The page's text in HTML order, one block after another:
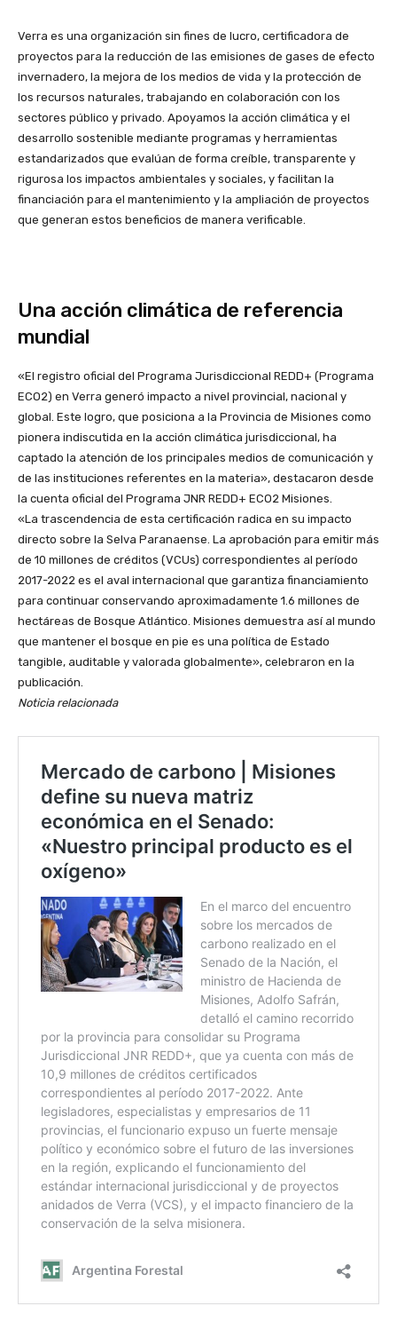
Verra es una organización sin fines de lucro, certificadora de
proyectos para la reducción de las emisiones de gases de efecto
invernadero, la mejora de los medios de vida y la protección de
los recursos naturales, trabajando en colaboración con los
sectores público y privado. Apoyamos la acción climática y el
desarrollo sostenible mediante programas y herramientas
estandarizados que evalúan de forma creíble, transparente y
rigurosa los impactos ambientales y sociales, y facilitan la
financiación para el mantenimiento y la ampliación de proyectos
que generan estos beneficios de manera verificable.
Una acción climática de referencia
mundial
«El registro oficial del Programa Jurisdiccional REDD+ (Programa
ECO2) en Verra generó impacto a nivel provincial, nacional y
global. Este logro, que posiciona a la Provincia de Misiones como
pionera indiscutida en la acción climática jurisdiccional, ha
captado la atención de los principales medios de comunicación y
de las instituciones referentes en la materia», destacaron desde
la cuenta oficial del Programa JNR REDD+ ECO2 Misiones.
«La trascendencia de esta certificación radica en su impacto
directo sobre la Selva Paranaense. La aprobación para emitir más
de 10 millones de créditos (VCUs) correspondientes al período
2017-2022 es el aval internacional que garantiza financiamiento
para continuar conservando aproximadamente 1.6 millones de
hectáreas de Bosque Atlántico. Misiones demuestra así al mundo
que mantener el bosque en pie es una política de Estado
tangible, auditable y valorada globalmente», celebraron en la
publicación.
Noticia relacionada